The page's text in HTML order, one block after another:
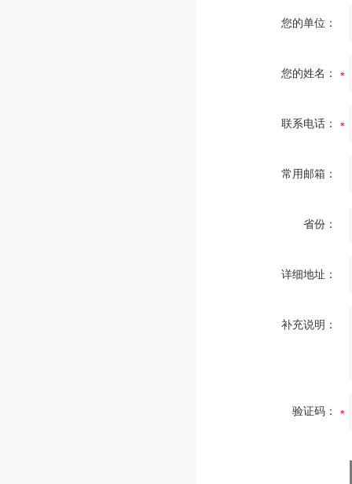
您的单位：
您的姓名：
联系电话：
常用邮箱：
省份：
详细地址：
补充说明：
验证码：